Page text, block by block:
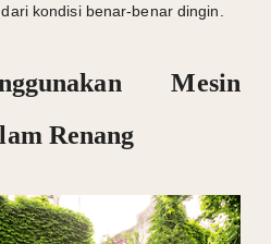
kondisi benar-benar dingin.
Mesin
Renang